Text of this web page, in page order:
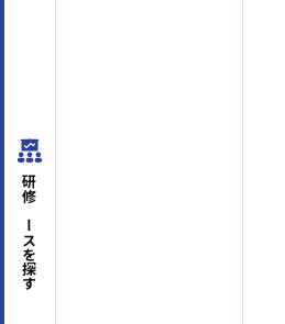
研修コースを
探す